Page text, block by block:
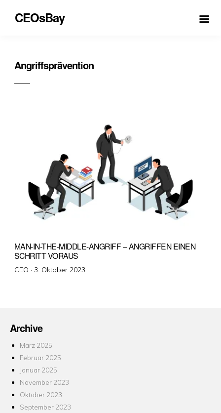
CEOsBay
Angriffsprävention
MAN-IN-THE-MIDDLE-ANGRIFF – ANGRIFFEN EINEN
SCHRITT VORAUS
CEO · Veröffentlicht
3. Oktober 2023
Archive
März 2025
Februar 2025
Januar 2025
November 2023
Oktober 2023
September 2023